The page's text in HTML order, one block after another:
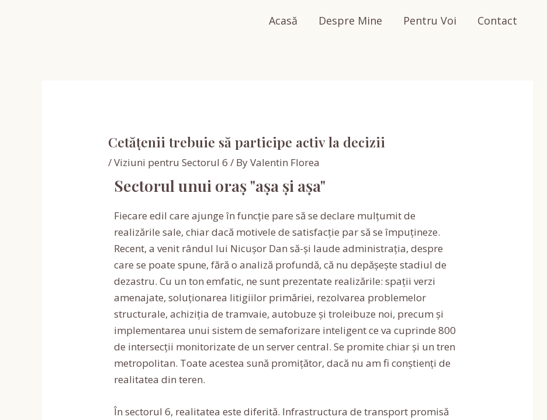
Acasă Despre Mine Pentru Voi Contact
Cetățenii trebuie să participe activ la decizii
/Viziuni pentru Sectorul 6 / ByValentin Florea
Sectorul unui oraș "așa și așa"
Fiecare edil care ajunge în funcție pare să se declare mulțumit de
realizările sale, chiar dacă motivele de satisfacție par să se împuțineze.
Recent, a venit rândul lui Nicușor Dan să-și laude administrația, despre
care se poate spune, fără o analiză profundă, că nu depășește stadiul de
dezastru. Cu un ton emfatic, ne sunt prezentate realizările: spații verzi
amenajate, soluționarea litigiilor primăriei, rezolvarea problemelor
structurale, achiziția de tramvaie, autobuze și troleibuze noi, precum și
implementarea unui sistem de semaforizare inteligent ce va cuprinde 800
de intersecții monitorizate de un server central. Se promite chiar și un tren
metropolitan. Toate acestea sună promițător, dacă nu am fi conștienți de
realitatea din teren.
În sectorul 6, realitatea este diferită. Infrastructura de transport promisă